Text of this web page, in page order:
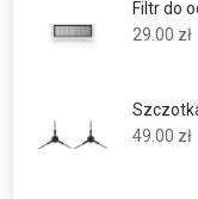
Filtr do
29.00 zł
49.00 zł